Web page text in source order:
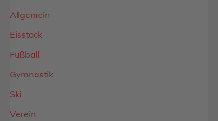
Allgemein
Eisstock
Fußball
Gymnastik
Ski
Verein